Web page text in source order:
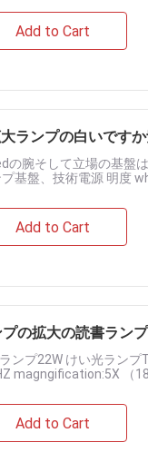
Add to Cart
ランプの白いです
腕そして立場の基盤
基盤、技術電源 明度
Add to Cart
の拡大の読書ランプ
ンプ22W けい光ラン
magngification:5X （
Add to Cart